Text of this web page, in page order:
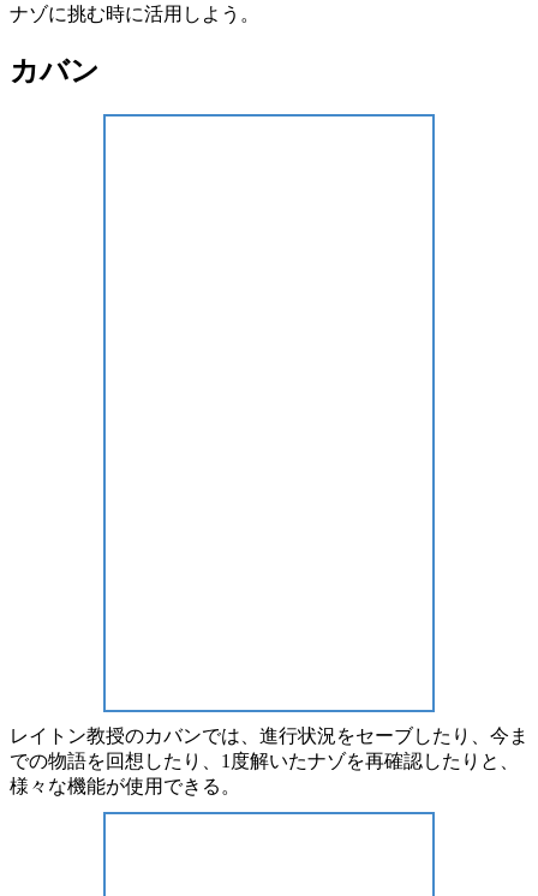
ナゾに挑む時に活用しよう。
カバン
レイトン教授のカバンでは、進行状況をセーブしたり、今ま
での物語を回想 したり、1度解いたナゾを再確認したりと、
様々な機能が使用できる。